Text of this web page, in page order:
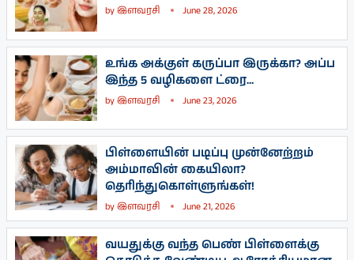
byஇளவரசி June 28, 2026
உங்க அக்குள் கருப்பா இருக்கா? அப்ப
இந்த 5 வழிகளை ட்ரை...
byஇளவரசி June 23, 2026
பிள்ளையின் படிப்பு முன்னேற்றம்
அம்மாவின் கையிலா?
தெரிந்துகொள்ளுங்கள்!
byஇளவரசி June 21, 2026
வயதுக்கு வந்த பெண் பிள்ளைக்கு